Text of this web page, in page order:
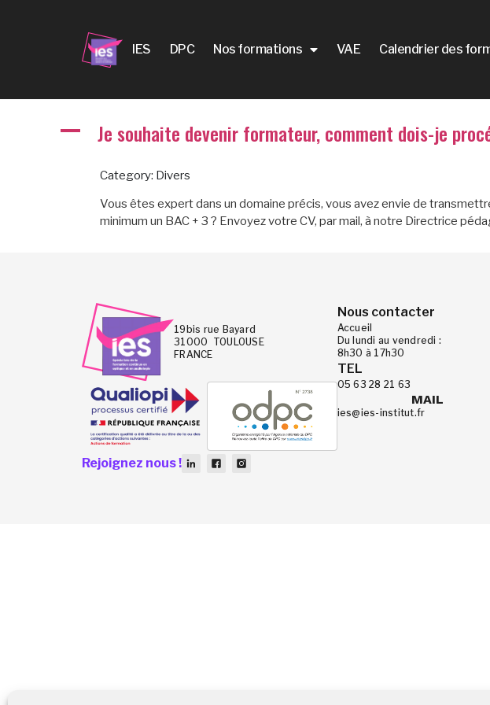
IES DPC Nos formations VAE Calendrier des
A Je souhaite devenir formateur, comment dois-je
Category: Divers
Vous êtes expert dans un domaine précis, vous avez envie de
minimum un BAC + 3 ? Envoyez votre CV, par mail, à notre Directrice
19bis rue Bayard
31000 TOULOUSE
FRANCE
Nous contacter
Accueil
Du lundi au vendredi :
8h30 à 17h30
TEL
05 63 28 21 63
MAIL
ies@ies-institut.fr
Rejoignez nous !